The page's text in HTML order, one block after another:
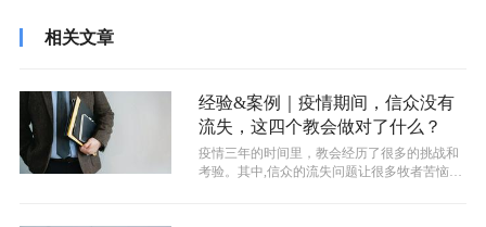
相关文章
经验&案例｜疫情期间，信众没有
流失，这四个教会做对了什么？
​疫情三年的时间里，教会经历了很多的挑战和
考验。其中,信众的流失问题让很多牧者苦恼。